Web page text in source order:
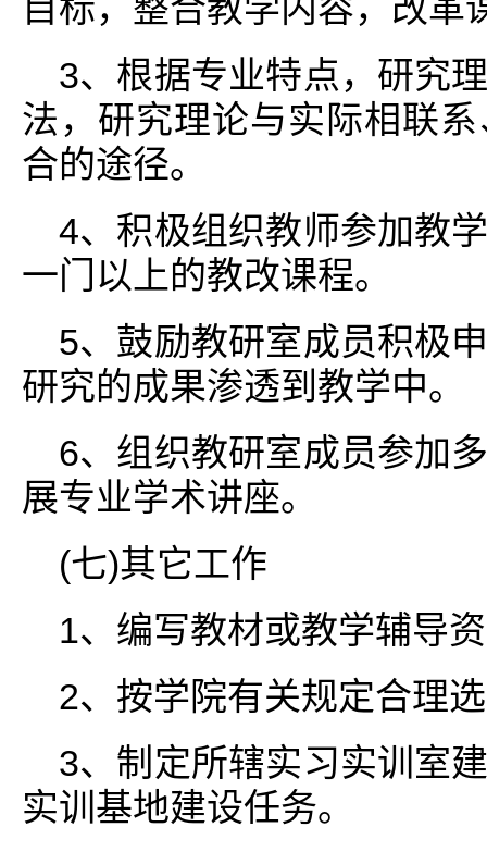
目标，整合教学内容，改
3、根据专业特点，研究
法，研究理论与实际相联
合的途径。
4、积极组织教师参加教
一门以上的教改课程。
5、鼓励教研室成员积极
研究的成果渗透到教学中。
6、组织教研室成员参加
展专业学术讲座。
(七)其它工作
1、编写教材或教学辅导
2、按学院有关规定合理
3、制定所辖实习实训室
实训基地建设任务。